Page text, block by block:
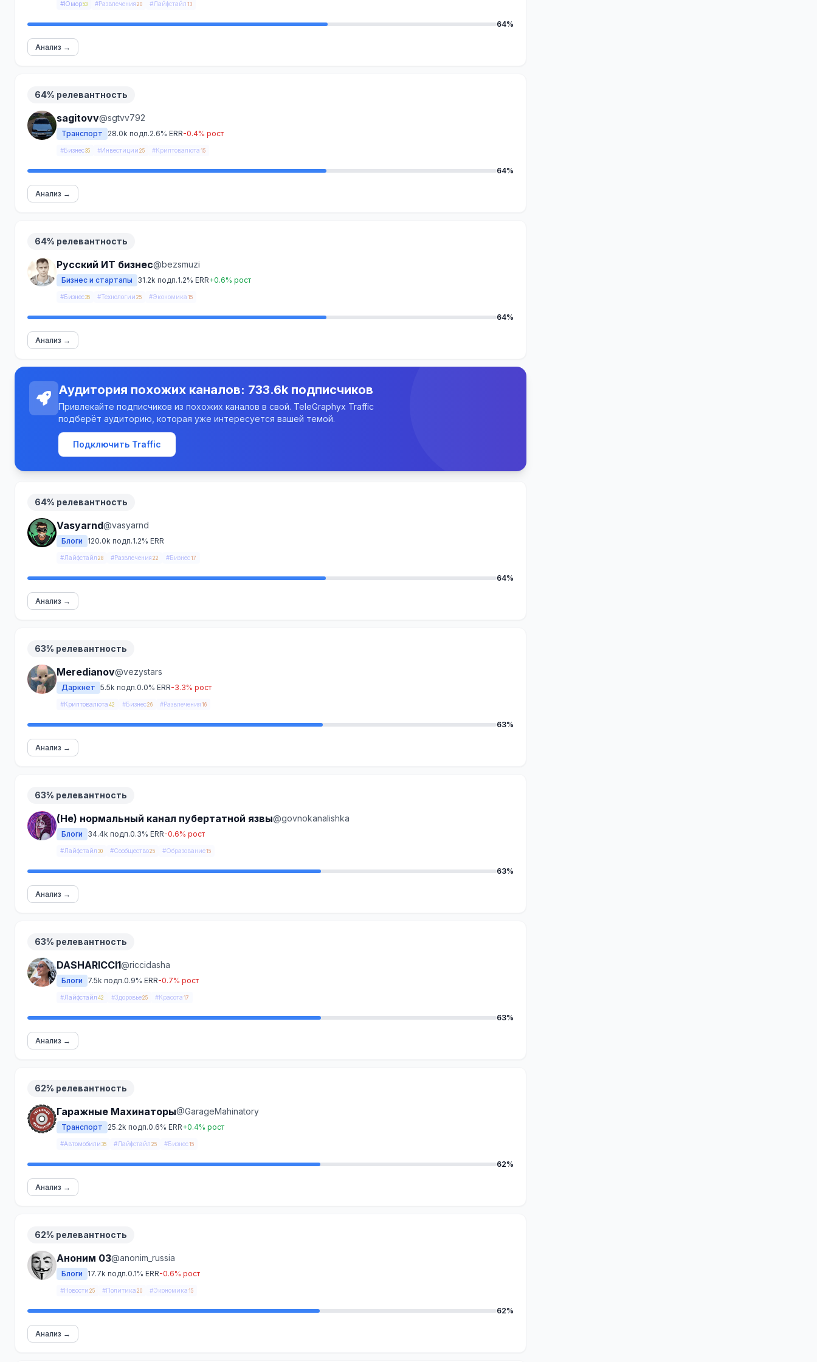
#Юмор53 #Развлечения 20 #Лайфстайл 13
64%
Анализ →
64% релевантность
sagitovv@sgtvv792
Транспорт 28.0k подп.2.6% ERR-0.4% рост
#Бизнес35 #Инвестиции 25 #Криптовалюта 15
64%
Анализ →
64% релевантность
Русский ИТ бизнес@bezsmuzi
Бизнес и стартапы 31.2k подп.1.2% ERR+0.6% рост
#Бизнес35 #Технологии 25 #Экономика 15
64%
Анализ →
Аудитория похожих каналов: 733.6k подписчиков
Привлекайте подписчиков из похожих каналов в свой. TeleGraphyx Traffic
подберёт аудиторию, которая уже интересуется вашей темой.
Подключить Traffic
64% релевантность
Vasyarnd@vasyarnd
Блоги 120.0k подп.1.2% ERR
#Лайфстайл 28 #Развлечения 22 #Бизнес17
64%
Анализ →
63% релевантность
Meredianov@vezystars
Даркнет 5.5k подп.0.0% ERR-3.3% рост
#Криптовалюта 42 #Бизнес26 #Развлечения 16
63%
Анализ →
63% релевантность
(Не) нормальный канал пубертатной язвы@govnokanalishka
Блоги 34.4k подп.0.3% ERR-0.6% рост
#Лайфстайл 30 #Сообщество25 #Образование15
63%
Анализ →
63% релевантность
DASHARICCI1@riccidasha
Блоги 7.5k подп.0.9% ERR-0.7% рост
#Лайфстайл 42 #Здоровье25 #Красота 17
63%
Анализ →
62% релевантность
Гаражные Махинаторы@GarageMahinatory
Транспорт 25.2k подп.0.6% ERR+0.4% рост
#Автомобили 35 #Лайфстайл 25 #Бизнес15
62%
Анализ →
62% релевантность
Аноним 03@anonim_russia
Блоги 17.7k подп.0.1% ERR-0.6% рост
#Новости 25 #Политика 20 #Экономика 15
62%
Анализ →